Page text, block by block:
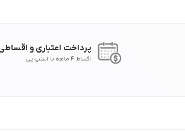
پرداخت اعتباری و
اقساط 4 ماهه با اسنپ پی